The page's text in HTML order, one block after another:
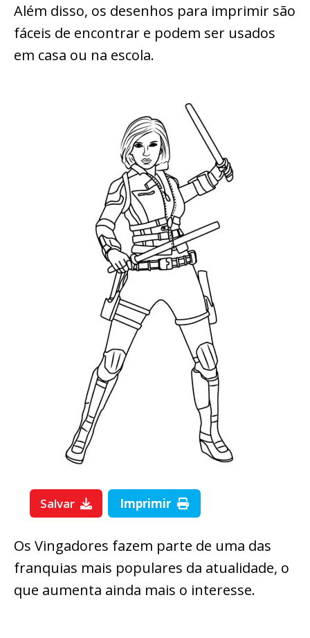
Além disso, os desenhos para imprimir são
fáceis de encontrar e podem ser usados
em casa ou na escola.
Salvar Imprimir
Os Vingadores fazem parte de uma das
franquias mais populares da atualidade, o
que aumenta ainda mais o interesse.